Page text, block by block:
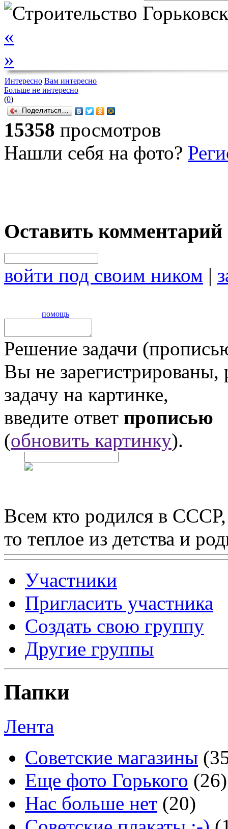
«
»
Интересно Вам интересно
Больше не интересно
(0)
Поделиться…
15358 просмотров
Нашли себя на фото?
Оставить комментарий
войти под своим ником |
помощь
Решение задачи
Вы не
задачу на картинке,
введите ответ прописью
(обновить картинку).
Всем кто родился в
то теплое из детства и
Участники
Пригласить участника
Создать свою группу
Другие группы
Папки
Лента
Советские магазины
Еще фото Горького (26)
Нас больше нет (20)